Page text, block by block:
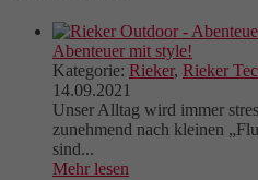
Abenteuer mit style!
Kategorie: Rieker, Rieker
14.09.2021
Unser Alltag wird immer
zunehmend nach kleinen
sind...
Mehr lesen